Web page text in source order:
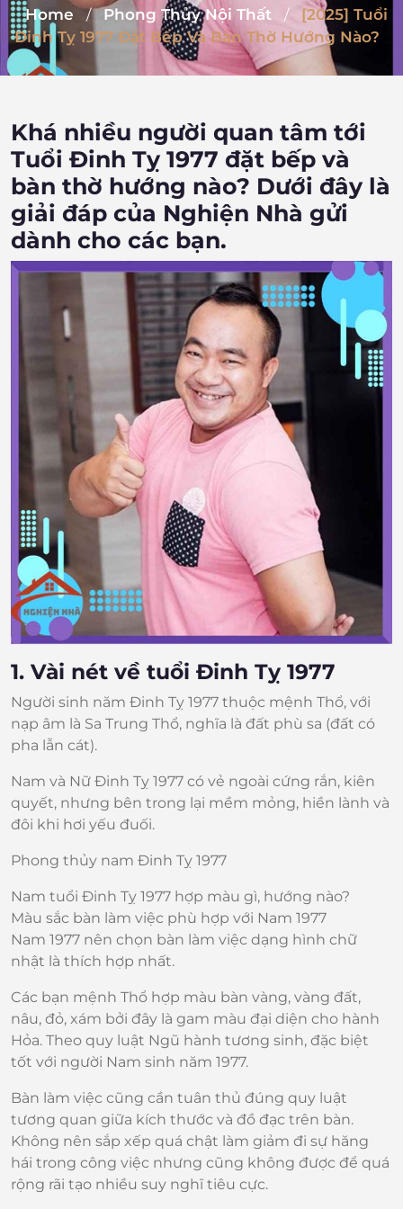
Home / Phong Thủy Nội Thất /
[2025] Tuổi
Đinh Tỵ 1977 Đặt Bếp Và Bàn Thờ Hướng Nào?
Khá nhiều người quan tâm tới
Tuổi Đinh Tỵ 1977 đặt bếp và
bàn thờ hướng nào? Dưới đây là
giải đáp của Nghiện Nhà gửi
dành cho các bạn.
1. Vài nét về tuổi Đinh Tỵ 1977
Người sinh năm Đinh Tỵ 1977 thuộc mệnh Thổ, với
nạp âm là Sa Trung Thổ, nghĩa là đất phù sa (đất có
pha lẫn cát).
Nam và Nữ Đinh Tỵ 1977 có vẻ ngoài cứng rắn, kiên
quyết, nhưng bên trong lại mềm mỏng, hiền lành và
đôi khi hơi yếu đuối.
Phong thủy nam Đinh Tỵ 1977
Nam tuổi Đinh Tỵ 1977 hợp màu gì, hướng nào?
Màu sắc bàn làm việc phù hợp với Nam 1977
Nam 1977 nên chọn bàn làm việc dạng hình chữ
nhật là thích hợp nhất.
Các bạn mệnh Thổ hợp màu bàn vàng, vàng đất,
nâu, đỏ, xám bởi đây là gam màu đại diện cho hành
Hỏa. Theo quy luật Ngũ hành tương sinh, đặc biệt
tốt với người Nam sinh năm 1977.
Bàn làm việc cũng cần tuân thủ đúng quy luật
tương quan giữa kích thước và đồ đạc trên bàn.
Không nên sắp xếp quá chật làm giảm đi sự hăng
hái trong công việc nhưng cũng không được để quá
rộng rãi tạo nhiều suy nghĩ tiêu cực.